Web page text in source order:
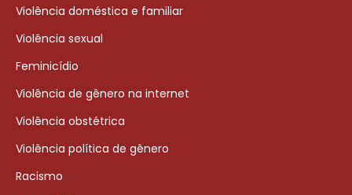
Violência doméstica e familiar
Violência sexual
Feminicídio
Violência de gênero na internet
Violência obstétrica
Violência política de gênero
Racismo